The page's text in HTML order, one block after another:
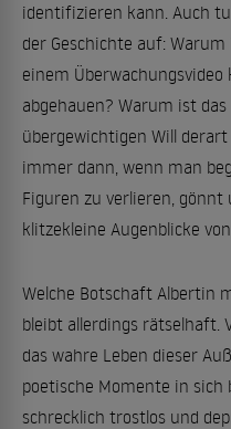
identifizieren kann. Auch
der Geschichte auf:
einem
abgehauen? Warum ist
übergewichtigen Will
immer dann, wenn man
Figuren zu verlieren, gönnt
klitzekleine Augenblicke
Welche Botschaft Albertin
bleibt allerdings rätselhaft.
das wahre Leben dieser
poetische Momente in
schrecklich trostlos und